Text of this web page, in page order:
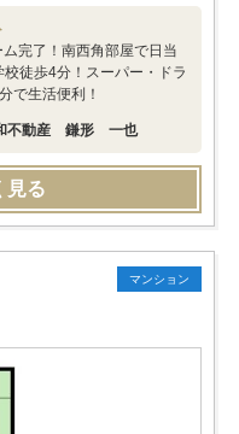
完了！南西角部屋で日当
校徒歩4分！スーパー・ドラ
で生活便利！
不動産 鎌形 一也
見る
マンション